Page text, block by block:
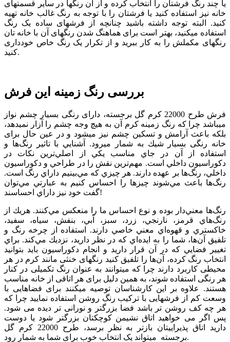
یا چند رنگ فرش­تان را انتخاب کرده و از آن رنگ­ها در سایر قسمت­های
خانه نیز استفاده کنید یا فرشتان را با توجه به رنگ غالب خانه تهیه
کنید. البته توجه داشته باشید چنانچه از فرش­های ساده یک رنگ
استفاده می­کنید، بهتر است برای هماهنگ شدن رنگ­های آن با خانه­ تان
رنگ­های مکملش را به کار ببرید و از تکرار یک رنگ خاص خودداری
کنید.
بررسی رنگ زمینه این فرش
فرش طرح 22000 کرم گل برجسته، دارای رنگی بسیار چشم نواز
می­باشد چرا که رنگ زمینه کرم آن به هیچ وجه چشم را آزار نمی­دهد،
بلكه باعث آرامش و تسكین چشم نیز می­شود و در عین حال برای
خانه رنگی بسیار شیك به شمار می­رود. آشنايي با تاثير رنگ‌ها و
استفاده از آن‌ در جاي مناسب يكي از اصلي‌ترين نكات در
دكوراسيون داخلي است. مهم‌ترين نقش را در طراحي و دكوراسيون
داخلي، رنگ‌ها بر عهده دارند. هر چيزي كه مي‌بينيم داراي رنگ است.
رنگ‌ها باعث مي‌شوند چيزها را احساس كنيم به عبارتي مي‌توان
گفت خود نيز داراي احساسند!
رنگ‌ها معني‌دار بوده و نوع احساس ما را منعكس مي‌كنند. هريك از
رنگ‌هاي قرمز، نارنجي، زرد، سبز، آبي، بنفش، سياه، سفيد،
خاكستري و قهوه‌اي معني خاصي دارند. استفاده از چرخه رنگ و
تلفيق آن‌ها، شما را به ايده‌اي كه در نظر داريد، نزديك مي‌كند. براي
تغيير فضايي كه در آن قرار داريد و انجام دكوراسيون بايد بتوانيد
انتخاب رنگ كرده، آن‌ها را تلفيق كنيد رنگ­های خنثی مانند کرم در هر
محیطی کاربرد دارند چرا که می­توانند به عنوان رنگ تکميلی در کنار
هر رنگی استفاده شوند، به همين دليل برای هر اتاقی از خانه مناسب
هستند. علاوه بر این کارشناسان توصیه می­کنند برای فضاهایی با
وسعت کم از فرش­هایی با ترکیب رنگ روشن استفاده نمایید چرا که
هر چه کف روشن تر باشد فضا بزرگتر و نورانی تر دیده می شود.
پس اگر می خواهيد اتاق نشيمن کوچک­تان بزرگ­تر شود يا دوست
داريد اتاق پذيرايی­تان بازتر به نظر برسد، طرح 22000 کرم گل
برجسته می­تواند یک انتخاب خوب برای شما به شمار رود.